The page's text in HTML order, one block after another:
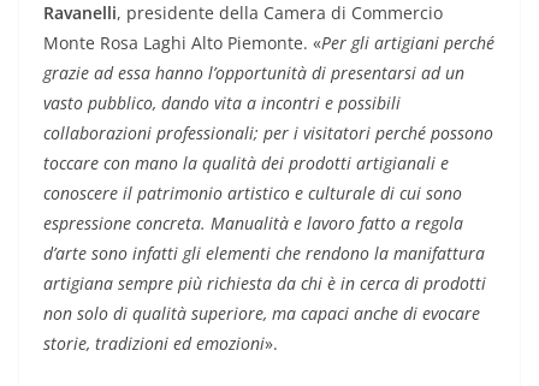
Ravanelli, presidente della Camera di Commercio
Monte Rosa Laghi Alto Piemonte. «Per gli artigiani perché
grazie ad essa hanno l’opportunità di presentarsi ad un
vasto pubblico, dando vita a incontri e possibili
collaborazioni professionali; per i visitatori perché possono
toccare con mano la qualità dei prodotti artigianali e
conoscere il patrimonio artistico e culturale di cui sono
espressione concreta. Manualità e lavoro fatto a regola
d’arte sono infatti gli elementi che rendono la manifattura
artigiana sempre più richiesta da chi è in cerca di prodotti
non solo di qualità superiore, ma capaci anche di evocare
storie, tradizioni ed emozioni».